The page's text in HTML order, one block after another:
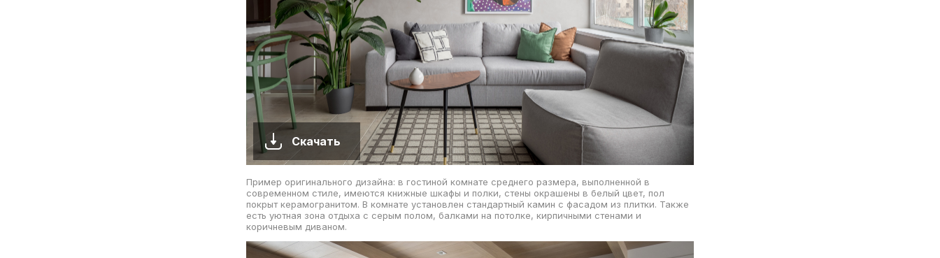
Скачать
Пример оригинального дизайна: в гостиной комнате среднего размера, выполненной в
современном стиле, имеются книжные шкафы и полки, стены окрашены в белый цвет, пол
покрыт керамогранитом. В комнате установлен стандартный камин с фасадом из плитки. Также
есть уютная зона отдыха с серым полом, балками на потолке, кирпичными стенами и
коричневым диваном.